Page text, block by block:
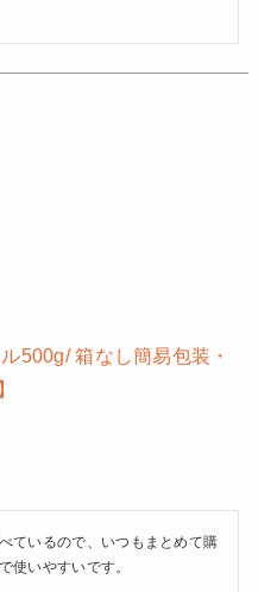
500g/ 箱なし簡易包装・
ているので、いつもまとめて購
使いやすいです。